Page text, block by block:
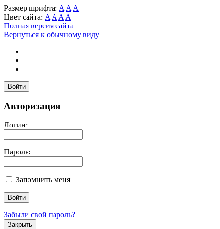
Размер шрифта: A A A
Цвет сайта: A A A A
Полная версия сайта
Вернуться к обычному виду
Войти
Авторизация
Логин:
Пароль:
Запомнить меня
Забыли свой пароль?
Закрыть